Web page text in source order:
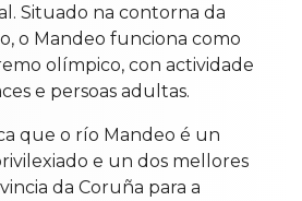
Situado na contorna da
o Mandeo funciona como
olímpico, con actividade
e persoas adultas.
que o río Mandeo é un
e un dos mellores
da Coruña para a